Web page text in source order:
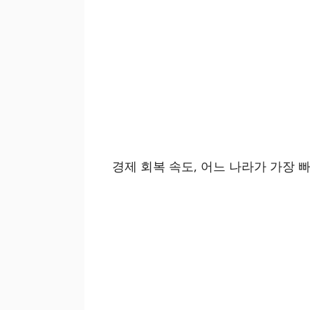
경제 회복 속도, 어느 나라가 가장